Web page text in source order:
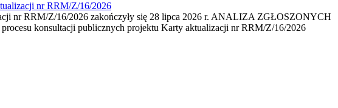
nr RRM/Z/16/2026
nr RRM/Z/16/2026 zakończyły się 28 lipca 2026 r. ANALIZA ZGŁOSZONYCH
konsultacji publicznych projektu Karty aktualizacji nr RRM/Z/16/2026